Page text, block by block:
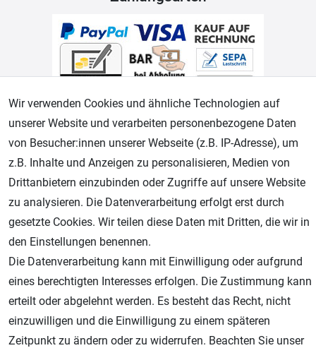
Geprüfter Shop
AGB Widerrufsrecht Datenschutz Impressum
Unsere weiteren Shops:
Wir verwenden Cookies und ähnliche Technologien auf
unserer Website und verarbeiten personenbezogene Daten
von Besucher:innen unserer Webseite (z.B. IP-Adresse), um
z.B. Inhalte und Anzeigen zu personalisieren, Medien von
Drittanbietern einzubinden oder Zugriffe auf unsere Website
zu analysieren. Die Datenverarbeitung erfolgt erst durch
gesetzte Cookies. Wir teilen diese Daten mit Dritten, die wir in
den Einstellungen benennen.
Die Datenverarbeitung kann mit Einwilligung oder aufgrund
eines berechtigten Interesses erfolgen. Die Zustimmung kann
erteilt oder abgelehnt werden. Es besteht das Recht, nicht
einzuwilligen und die Einwilligung zu einem späteren
Zeitpunkt zu ändern oder zu widerrufen. Beachten Sie unser